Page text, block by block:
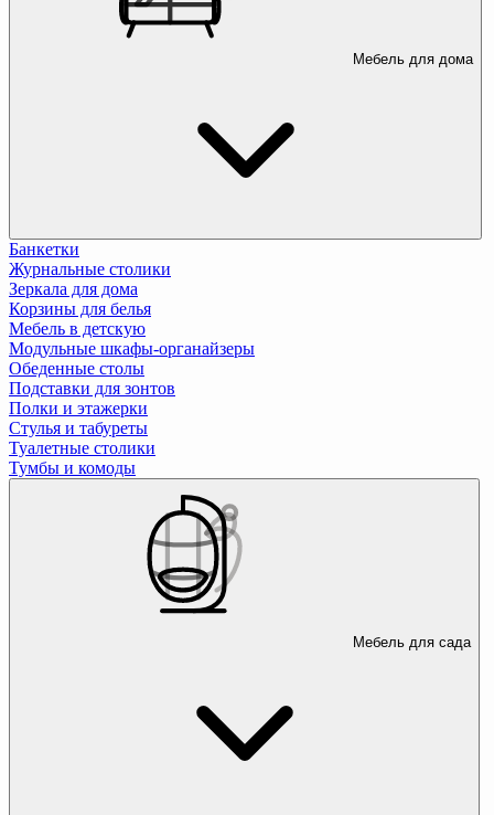
Мебель для дома
Банкетки
Журнальные столики
Зеркала для дома
Корзины для белья
Мебель в детскую
Модульные шкафы-органайзеры
Обеденные столы
Подставки для зонтов
Полки и этажерки
Стулья и табуреты
Туалетные столики
Тумбы и комоды
Мебель для сада